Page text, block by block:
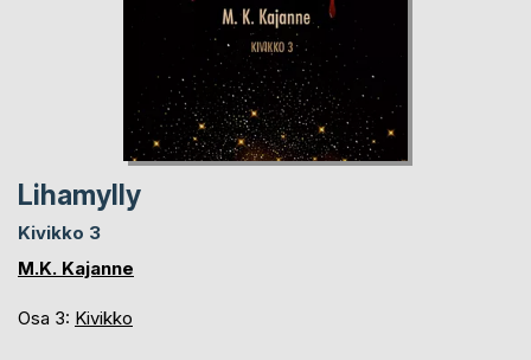
Lihamylly
Kivikko 3
M.K. Kajanne
Osa 3: Kivikko